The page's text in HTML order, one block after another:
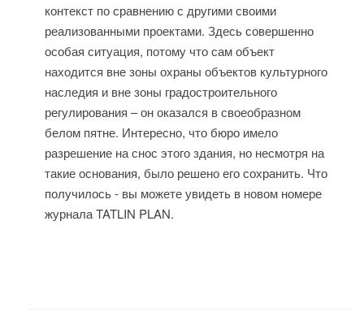
контекст по сравнению с другими своими
реализованными проектами. Здесь совершенно
особая ситуация, потому что сам объект
находится вне зоны охраны объектов культурного
наследия и вне зоны градостроительного
регулирования – он оказался в своеобразном
белом пятне. Интересно, что бюро имело
разрешение на снос этого здания, но несмотря на
такие основания, было решено его сохранить. Что
получилось - вы можете увидеть в новом номере
журнала TATLIN PLAN.